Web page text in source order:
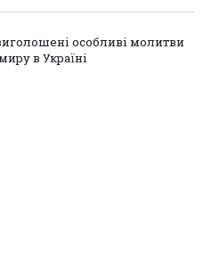
особливі молитви
в Україні